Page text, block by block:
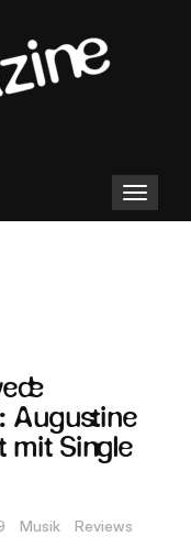
Toggle
navigation
Augustine
mit Single
Musik Reviews